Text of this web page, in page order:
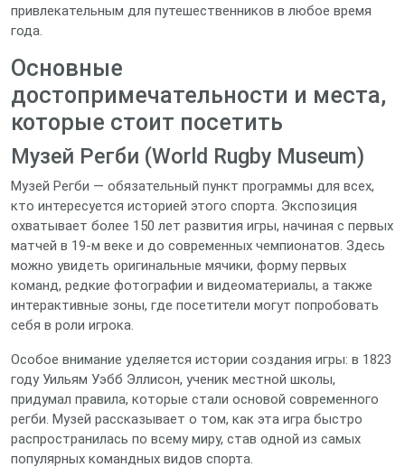
привлекательным для путешественников в любое время
года.
Основные
достопримечательности и места,
которые стоит посетить
Музей Регби (World Rugby Museum)
Музей Регби — обязательный пункт программы для всех,
кто интересуется историей этого спорта. Экспозиция
охватывает более 150 лет развития игры, начиная с первых
матчей в 19‑м веке и до современных чемпионатов. Здесь
можно увидеть оригинальные мячики, форму первых
команд, редкие фотографии и видеоматериалы, а также
интерактивные зоны, где посетители могут попробовать
себя в роли игрока.
Особое внимание уделяется истории создания игры: в 1823
году Уильям Уэбб Эллисон, ученик местной школы,
придумал правила, которые стали основой современного
регби. Музей рассказывает о том, как эта игра быстро
распространилась по всему миру, став одной из самых
популярных командных видов спорта.